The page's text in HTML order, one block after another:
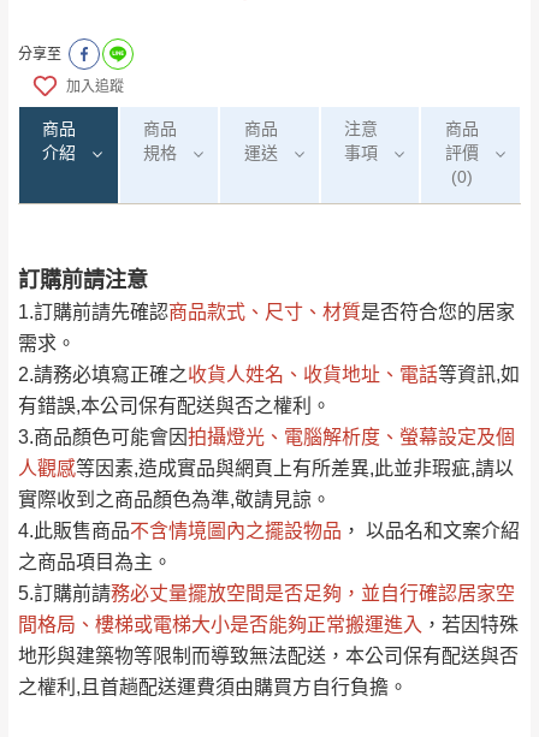
分享至
加入追蹤
商品
介紹
商品
規格
商品
運送
注意
事項
商品
評價
(0)
訂購前請注意
1.訂購前請先確認商品款式、尺寸、材質是否符合您的居家
需求。
2.請務必填寫正確之收貨人姓名、收貨地址、電話等資訊,如
有錯誤,本公司保有配送與否之權利。
3.商品顏色可能會因拍攝燈光、電腦解析度、螢幕設定及個
人觀感等因素,造成實品與網頁上有所差異,此並非瑕疵,請以
實際收到之商品顏色為準,敬請見諒。
4.此販售商品不含情境圖內之擺設物品 ， 以品名和文案介紹
之商品項目為主。
5.訂購前請務必丈量擺放空間是否足夠 ，並自行確認居家空
間格局、 樓梯或電梯大小是否能夠正常搬運進入 ，若因特殊
地形與建築物等限制而導致無法配送，本公司保有配送與否
之權利,且首趟配送運費須由購買方自行負擔。
運 費 說 明
運送地區 運送費用
偏遠地區
（請先線上詢問 LINE
→@dershin ）
桃園 復興鄉
新竹
峨眉鄉、五峰鄉、
橫山、北埔鄉、尖
石鄉、寶山鄉山
區、新埔山區、芎
注意事項：
由於品項繁多，網頁無法及時更新，如有需
Line客服」來信確認商品是否有「現貨」與
「金額」。
若商品價格或庫存有異常，商家有權取消訂
單。部分網路商品恕無法更改原設計或客製，敬請
見諒！
接單後二日內(不含例假日)，我們客服會與您
電話聯絡或E-Mail通知確認訂單。
（線上客服 LINE → @dershin）
下單前先詢問是否現貨，若未詢問下單後無
0/5 (0)筆
全部 依評論高至低排列
依評論低至高排列 只顯示附上圖片
只顯示附上評論